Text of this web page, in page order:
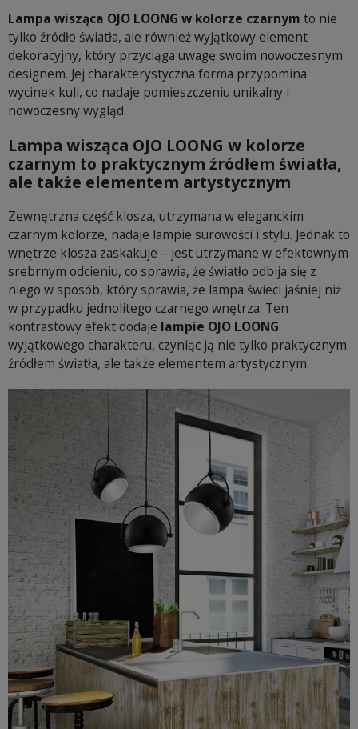
Lampa wisząca OJO LOONG w kolorze czarnym to nie
tylko źródło światła, ale również wyjątkowy element
dekoracyjny, który przyciąga uwagę swoim nowoczesnym
designem. Jej charakterystyczna forma przypomina
wycinek kuli, co nadaje pomieszczeniu unikalny i
nowoczesny wygląd.
Lampa wisząca OJO LOONG w kolorze
czarnym to praktycznym źródłem światła,
ale także elementem artystycznym
Zewnętrzna część klosza, utrzymana w eleganckim
czarnym kolorze, nadaje lampie surowości i stylu. Jednak to
wnętrze klosza zaskakuje – jest utrzymane w efektownym
srebrnym odcieniu, co sprawia, że światło odbija się z
niego w sposób, który sprawia, że lampa świeci jaśniej niż
w przypadku jednolitego czarnego wnętrza. Ten
kontrastowy efekt dodaje lampie OJO LOONG
wyjątkowego charakteru, czyniąc ją nie tylko praktycznym
źródłem światła, ale także elementem artystycznym.